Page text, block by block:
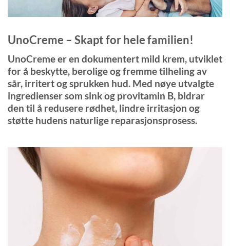
UnoCreme – Skapt for hele familien!
UnoCreme er en dokumentert mild krem, utviklet
for å beskytte, berolige og fremme tilheling av
sår, irritert og sprukken hud. Med nøye utvalgte
ingredienser som sink og provitamin B, bidrar
den til å redusere rødhet, lindre irritasjon og
støtte hudens naturlige reparasjonsprosess.